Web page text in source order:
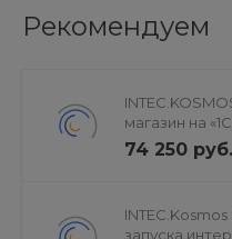
Рекомендуем
магазин на
74 250 руб.
запуска интернет-магазина на редакции